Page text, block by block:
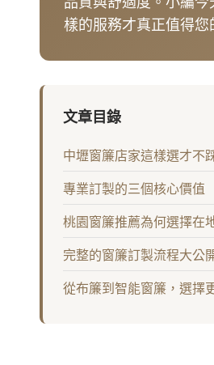
樣的服務才真正值得您
文章目錄
中壢窗簾店家這樣選才不
專業訂製的三個核心價值
桃園窗簾推薦為何選擇在
完整的窗簾訂製流程大公
從布簾到智能窗簾，選擇